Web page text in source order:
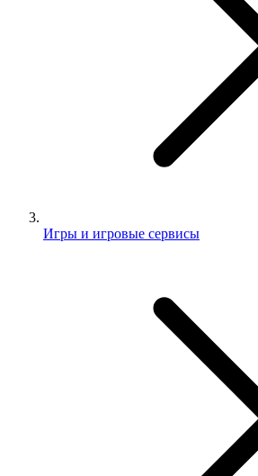
Игры и игровые сервисы